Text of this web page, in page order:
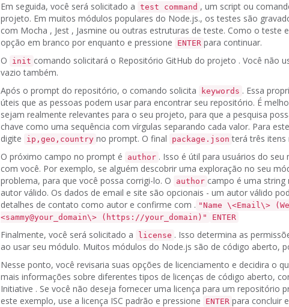
Em seguida, você será solicitado a test command , um script ou
projeto. Em muitos módulos populares do Node.js., os testes são
com Mocha , Jest , Jasmine ou outras estruturas de teste. Como o teste
opção em branco por enquanto e pressione
ENTER para continuar.
O
init comando solicitará o Repositório GitHub do projeto . Você não
vazio também.
Após o prompt do repositório, o comando solicita
keywords . Essa
úteis que as pessoas podem usar para encontrar seu repositório. É
sejam realmente relevantes para o seu projeto, para que a pesquisa
chave como uma sequência com vírgulas separando cada valor. Para
digite
ip,geo,country no prompt. O final package.json terá três itens
O próximo campo no prompt é
author . Isso é útil para usuários do
com você. Por exemplo, se alguém descobrir uma exploração no seu
problema, para que você possa corrigi-lo. O author campo é uma
autor válido. Os dados de email e site são opcionais - um autor válido
detalhes de contato como autor e confirme com . "Name \<Email\> (
<sammy@your_domain\> (https://your_domain)"
ENTER
Finalmente, você será solicitado a license . Isso determina as
ao usar seu módulo. Muitos módulos do Node.js são de código aberto,
Nesse ponto, você revisaria suas opções de licenciamento e decidira o
mais informações sobre diferentes tipos de licenças de código aberto,
Initiative . Se você não deseja fornecer uma licença para um repositório
este exemplo, use a licença ISC padrão e pressione
ENTER para concluir